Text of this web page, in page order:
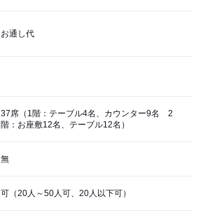
お通し代
37席（1階：テーブル4名、カウンター9名 2
階：お座敷12名、テーブル12名）
無
可（20人～50人可、20人以下可）